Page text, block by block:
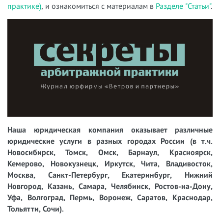
практике), и ознакомиться с материалам в Разделе "Статьи".
Наша юридическая компания оказывает различные
юридические услуги в разных городах России (в т.ч.
Новосибирск, Томск, Омск, Барнаул, Красноярск,
Кемерово, Новокузнецк, Иркутск, Чита, Владивосток,
Москва, Санкт-Петербург, Екатеринбург, Нижний
Новгород, Казань, Самара, Челябинск, Ростов-на-Дону,
Уфа, Волгоград, Пермь, Воронеж, Саратов, Краснодар,
Тольятти, Сочи).